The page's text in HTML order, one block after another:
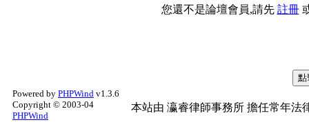
您還不是論壇會員,請先 註冊
Powered by PHPWind v1.3.6
Copyright © 2003-04
PHPWind
本站由 瀛睿律師事務所 擔任常年法